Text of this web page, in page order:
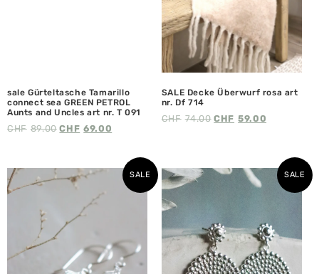
sale Gürteltasche Tamarillo
connect sea GREEN PETROL
Aunts and Uncles art nr. T 091
CHF 89.00 CHF 69.00
SALE Decke Überwurf rosa art
nr. Df 714
CHF 74.00 CHF 59.00
SALE SALE